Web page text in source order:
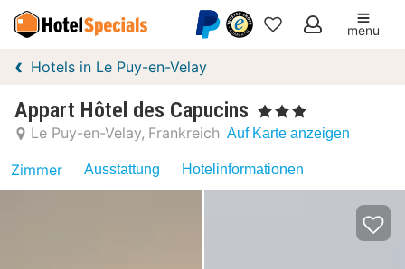
Meine
menu
Hotels in Le Puy-en-Velay
Appart Hôtel des Capucins , 3 Sterne
Le Puy-en-Velay Frankreich Auf Karte anzeigen
Zimmer Ausstattung Hotelinformationen